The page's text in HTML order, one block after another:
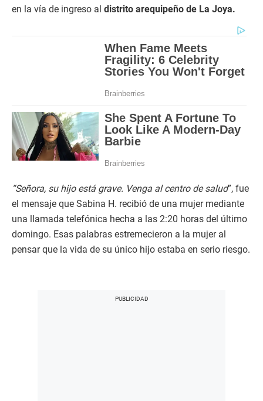
en la vía de ingreso al distrito arequipeño de La Joya.
“Señora, su hijo está grave. Venga al centro de salud”, fue
el mensaje que Sabina H. recibió de una mujer mediante
una llamada telefónica hecha a las 2:20 horas del último
domingo. Esas palabras estremecieron a la mujer al
pensar que la vida de su único hijo estaba en serio riesgo.